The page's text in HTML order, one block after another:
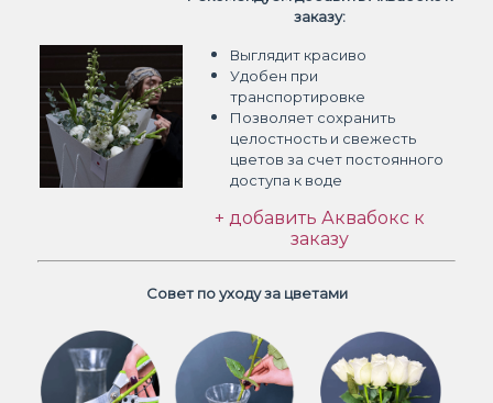
заказу:
Выглядит красиво
Удобен при
транспортировке
Позволяет сохранить
целостность и свежесть
цветов за счет постоянного
доступа к воде
+ добавить Аквабокс к
заказу
Совет по уходу за цветами